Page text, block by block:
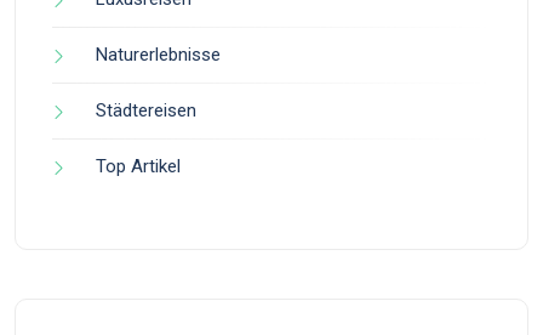
Naturerlebnisse
Städtereisen
Top Artikel